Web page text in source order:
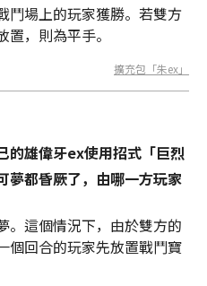
鬥場上的玩家獲勝。若雙方
，則為平手。
擴充包「朱ex」
的雄偉牙ex使用招式「巨烈
夢都昏厥了，由哪一方玩家
。這個情況下，由於雙方的
個回合的玩家先放置戰鬥寶